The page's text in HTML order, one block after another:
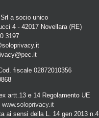
a socio unico
4 - 42017 Novellara (RE)
3197
fiscale 02872010356
artt.13 e 14 Regolamento UE
www.soloprivacy.it
ai sensi della L. 14 gen 2013 n.4